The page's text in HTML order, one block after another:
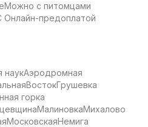
Можно с питомцами
Онлайн-предоплатой
наукАэродромная
ВостокГрушевка
горка
МалиновкаМихалово
МосковскаяНемига